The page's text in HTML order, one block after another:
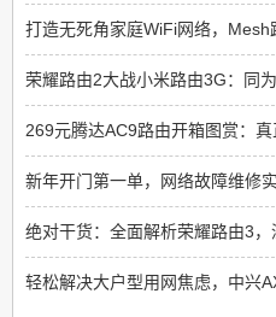
打造无死角家庭WiFi网络，
荣耀路由2大战小米路由3G：同
269元腾达AC9路由开箱图赏：
新年开门第一单，网络故障维修
绝对干货：全面解析荣耀路由3